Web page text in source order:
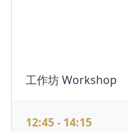
工作坊 Workshop
12:45 - 14:15